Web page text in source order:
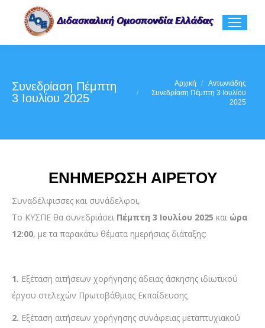
Συνεδρίαση Πέμπτη
3 Ιουλίου 2025
You are here:Αρχική
Αντωνιάδης
Συνεδρίαση Πέμπτη 3 Ιουλίου
2025
ΕΝΗΜΕΡΩΣΗ ΑΙΡΕΤΟΥ
Συναδέλφισσες και συνάδελφοι,
Το ΚΥΣΠΕ θα συνεδριάσει Πέμπτη 3 Ιουλίου 2025 και ώρα
12:00, με τα παρακάτω θέματα ημερήσιας διάταξης:
1. Εξέταση αιτήσεων χορήγησης άδειας άσκησης ιδιωτικού
έργου στελεχών Πρωτοβάθμιας Εκπαίδευσης
2. Εξέταση αιτήσεων χορήγησης συνάφειας μεταπτυχιακού